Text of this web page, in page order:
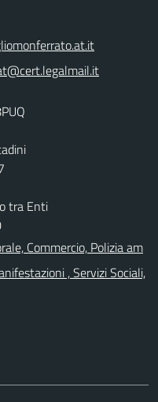
tra Enti
Commercio, Polizia am
, Servizi Sociali,